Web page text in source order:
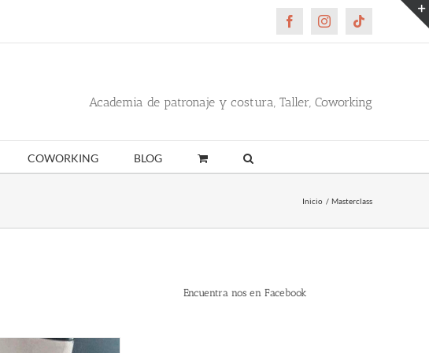
FacebookInstagramTiktok
Academia de patronaje y costura, Taller, Coworking
COWORKING BLOG
Inicio Masterclass
Encuentra nos en Facebook